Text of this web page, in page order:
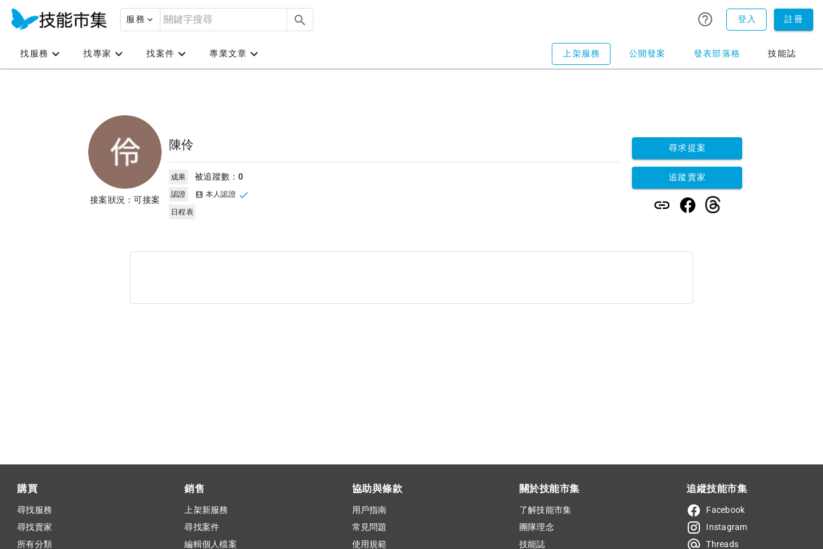
服務 登入 註冊
找服務 找專家 找案件 專業文章 上架服務 公開發案 發表部落格 技能誌
接案狀況：可接案
陳伶
成果 被追蹤數：0
認證 本人認證
日程表
尋求提案
追蹤賣家
購買
尋找服務
尋找賣家
所有分類
銷售
上架新服務
尋找案件
編輯個人檔案
協助與條款
用戶指南
常見問題
使用規範
關於技能市集
了解技能市集
團隊理念
技能誌
追縱技能市集
Facebook
Instagram
Threads